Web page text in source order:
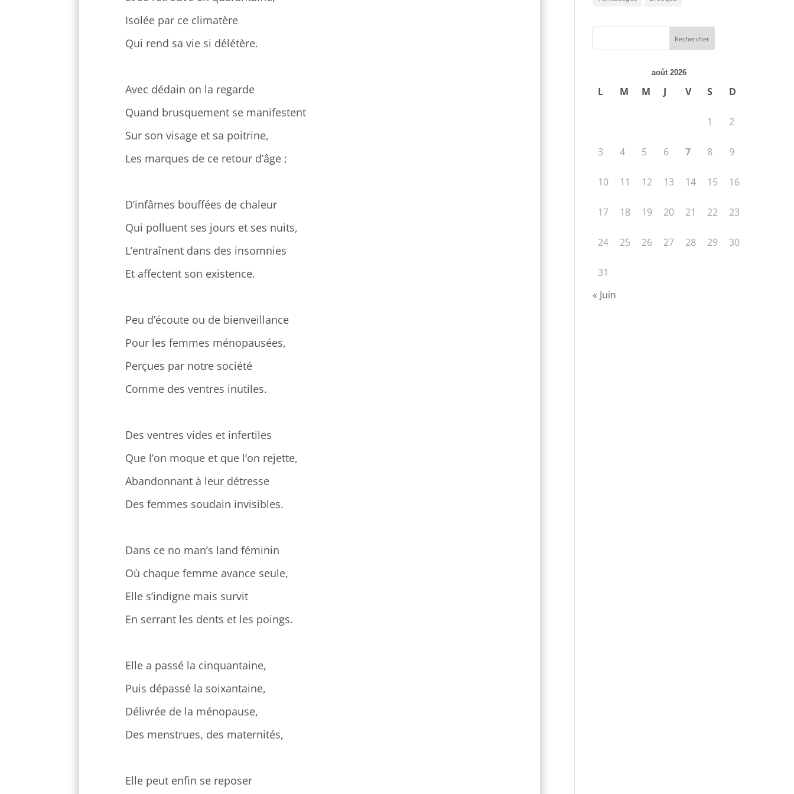
Isolée par ce climatère
Qui rend sa vie si délétère.
Avec dédain on la regarde
Quand brusquement se manifestent
Sur son visage et sa poitrine,
Les marques de ce retour d’âge ;
D’infâmes bouffées de chaleur
Qui polluent ses jours et ses nuits,
L’entraînent dans des insomnies
Et affectent son existence.
Peu d’écoute ou de bienveillance
Pour les femmes ménopausées,
Perçues par notre société
Comme des ventres inutiles.
Des ventres vides et infertiles
Que l’on moque et que l’on rejette,
Abandonnant à leur détresse
Des femmes soudain invisibles.
Dans ce no man’s land féminin
Où chaque femme avance seule,
Elle s’indigne mais survit
En serrant les dents et les poings.
Elle a passé la cinquantaine,
Puis dépassé la soixantaine,
Délivrée de la ménopause,
Des menstrues, des maternités,
Elle peut enfin se reposer
août 2026
L M M J V S D
1 2
3 4 5 6 7 8 9
10 11 12 13 14 15 16
17 18 19 20 21 22 23
24 25 26 27 28 29 30
31
« Juin